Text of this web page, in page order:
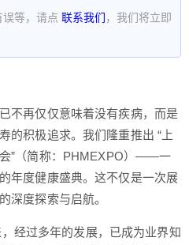
等，请点 联系我们 ，我们将立即
不再仅仅意味着没有疾病，而是
的积极追求。我们隆重推出 “上
”（简称：PHMEXPO）——一
年度健康盛典。这不仅是一次展
深度探索与启航。
经过多年的发展，已成为业界知